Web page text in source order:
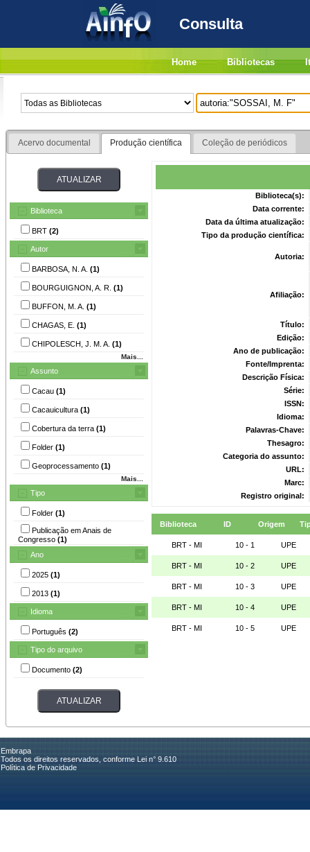
Consulta
Home Bibliotecas
Acervo documental Produção científica Coleção de periódicos
Biblioteca
BRT (2)
Autor
BARBOSA, N. A. (1)
BOURGUIGNON, A. R. (1)
BUFFON, M. A. (1)
CHAGAS, E. (1)
CHIPOLESCH, J. M. A. (1)
Mais...
Assunto
Cacau (1)
Cacauicultura (1)
Cobertura da terra (1)
Folder (1)
Geoprocessamento (1)
Mais...
Tipo
Folder (1)
Publicação em Anais de
Congresso (1)
Ano
2025 (1)
2013 (1)
Idioma
Português (2)
Tipo do arquivo
Documento (2)
Biblioteca(s):
Data corrente:
Data da última atualização:
Tipo da produção científica:
Autoria:
Afiliação:
Título:
Edição:
Ano de publicação:
Fonte/Imprenta:
Descrição Física:
Série:
ISSN:
Idioma:
Palavras-Chave:
Thesagro:
Categoria do assunto:
URL:
Marc:
Registro original:
Biblioteca ID Origem
BRT - MI 10 - 1 UPE
BRT - MI 10 - 2 UPE
BRT - MI 10 - 3 UPE
BRT - MI 10 - 4 UPE
BRT - MI 10 - 5 UPE
Embrapa
Todos os direitos reservados, conforme Lei n° 9.610
Política de Privacidade